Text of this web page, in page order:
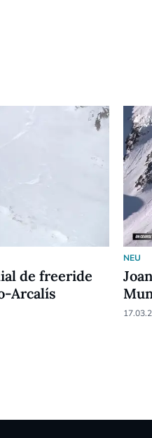
de freeride
Arcalís
NEU